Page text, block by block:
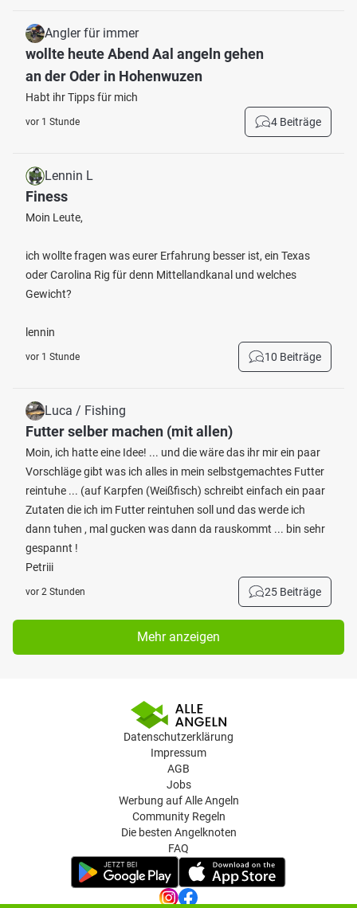
Angler für immer
wollte heute Abend Aal angeln gehen
an der Oder in Hohenwuzen
Habt ihr Tipps für mich
vor 1 Stunde 4 Beiträge
Lennin L
Finess
Moin Leute,
ich wollte fragen was eurer Erfahrung besser ist, ein Texas
oder Carolina Rig für denn Mittellandkanal und welches
Gewicht?
lennin
vor 1 Stunde 10 Beiträge
Luca / Fishing
Futter selber machen (mit allen)
Moin, ich hatte eine Idee! ... und die wäre das ihr mir ein paar
Vorschläge gibt was ich alles in mein selbstgemachtes Futter
reintuhe ... (auf Karpfen (Weißfisch) schreibt einfach ein paar
Zutaten die ich im Futter reintuhen soll und das werde ich
dann tuhen , mal gucken was dann da rauskommt ... bin sehr
gespannt !
Petriii
vor 2 Stunden 25 Beiträge
Mehr anzeigen
Datenschutzerklärung
Impressum
AGB
Jobs
Werbung auf Alle Angeln
Community Regeln
Die besten Angelknoten
FAQ